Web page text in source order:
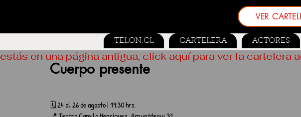
VER
TELON.CL CARTELERA ACTORES
Cuerpo presente
🗓️ 24 al 26 de agosto | 19:30 hrs.
estás en una página antigua, click aquí para ver la cartelera